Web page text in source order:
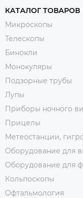
КАТАЛОГ ТОВАРОВ
Микроскопы
Телескопы
Бинокли
Монокуляры
Подзорные трубы
Лупы
Приборы ночного
Прицелы
Метеостанции,
Оборудование для
Оборудование для
Кольпоскопы
Офтальмология